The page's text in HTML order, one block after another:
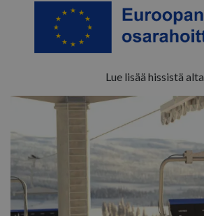
Lue lisää hissistä alta.